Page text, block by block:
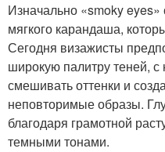
Изначально «smoky
мягкого карандаша,
Сегодня визажисты
широкую палитру теней,
смешивать оттенки и
неповторимые образы.
благодаря грамотной
темными тонами.